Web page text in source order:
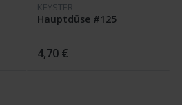
KEYSTER
Hauptdüse #125
4,70 €